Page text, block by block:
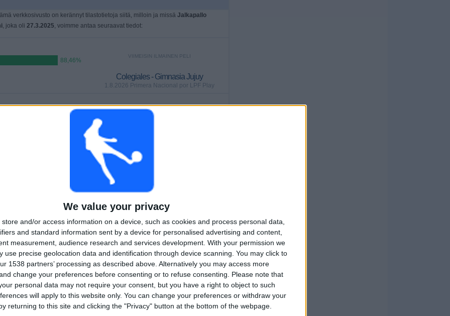
We value your privacy
store and/or access information on a device, such as cookies and process personal data,
and standard information sent by a device for personalised advertising and content,
measurement, audience research and services development. With your permission we
use precise geolocation data and identification through device scanning. You may click to
1538 partners’ processing as described above. Alternatively you may access more
change your preferences before consenting or to refuse consenting.
Please note that
personal data may not require your consent, but you have a right to object to such
will apply to this website only. You can change your preferences or withdraw your
returning to this site and clicking the "Privacy" button at the bottom of the webpage.
verkkosivusto on kerännyt tilastotietoja siitä, milloin ja missä Jalkapallo
, joka oli 27.3.2025, voimme antaa seuraavat tiedot:
88,46%
VIIMEISIN ILMAINEN PELI
Colegiales - Gimnasia Jujuy
1.8.2026 Primera Nacional por LPF Play
PELIÄ
PELIT
0
PERÄKKÄISET
MAKSUPELIT
VASTUSTAJAT
MAKSIMI
3
VS Quilmes
YHTEENSÄ
2
KILPAILUT
RANKING KILPAILUJEN MUKAAN
Primera Nacional
25 (96,15%)
Ystävyysottelut
1 (3,85%)
Näytä täydellinen ranking